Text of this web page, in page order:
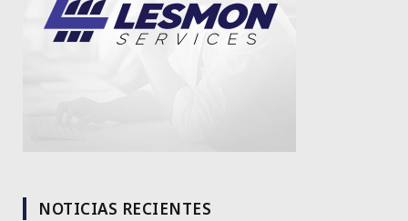
NOTICIAS RECIENTES